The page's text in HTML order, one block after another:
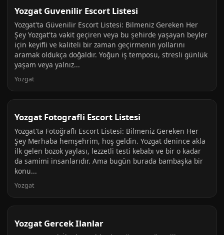
Yozgat Guvenilir Escort Listesi
Yozgat'ta Güvenilir Escort Listesi: Bilmeniz Gereken Her
Şey Yozgat'ta vakit geçiren veya bu şehirde yaşayan beyler
için keyifli ve kaliteli bir zaman geçirmenin yollarını
aramak oldukça doğaldır. Yoğun iş temposu, stresli günlük
yaşam veya yalnız...
Yozgat
Yozgat Fotografli Escort Listesi
Yozgat'ta Fotoğraflı Escort Listesi: Bilmeniz Gereken Her
Şey Merhaba hemşehrim, hoş geldin. Yozgat denince akla
ilk gelen bozok yaylası, lezzetli testi kebabı ve bir o kadar
da samimi insanlarıdır. Ama bugün burada bambaşka bir
konu...
Yozgat
Yozgat Gercek Ilanlar